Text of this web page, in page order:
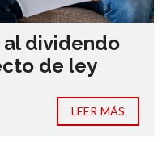
al dividendo
de ley
LEER MÁS